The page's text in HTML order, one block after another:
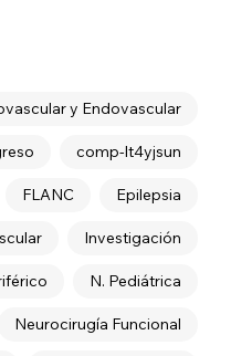
y Endovascular
comp-lt4yjsun
Epilepsia
FLANC
Investigación
N. Pediátrica
Neurocirugía Funcional